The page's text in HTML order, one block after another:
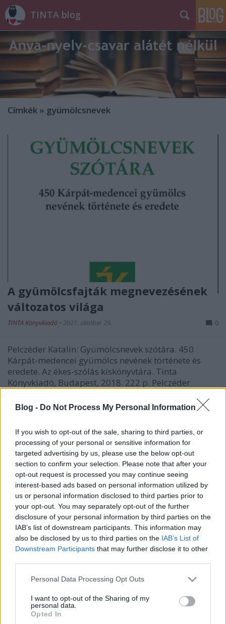
Blog - Do Not Process My Personal Information
If you wish to opt-out of the sale, sharing to third parties, or
processing of your personal or sensitive information for
targeted advertising by us, please use the below opt-out
section to confirm your selection. Please note that after your
opt-out request is processed you may continue seeing
interest-based ads based on personal information utilized by
us or personal information disclosed to third parties prior to
your opt-out. You may separately opt-out of the further
disclosure of your personal information by third parties on the
IAB’s list of downstream participants. This information may
also be disclosed by us to third parties on the IAB’s List of
Downstream Participants that may further disclose it to other
Please note that this website/app uses one or more Google
not limited to your visit or usage behaviour. You may click to
grant or deny consent to Google and its third-party tags to
use your data for below specified purposes in below Google
Personal Data Processing Opt Outs
I want to opt-out of the Sharing of my
personal data.
Opted In
TINTA blog
Címkék » gyümölcsnevek
A gyümölcsfajták megnevezésének
változatos világa
TINTA Könyvkiadó • 2021. október 29. 0
Pelczéder Katalin: Gyümölcsnevek szótára. 450
Kárpát-medencei gyümölcs nevének története és
eredete. Az ékes-szólás kiskönyvtára. Tinta
Könyvkiadó, Budapest, 2018. 222 p. Pelczéder
nyelvészet tanulmányozásához 201. Tinta